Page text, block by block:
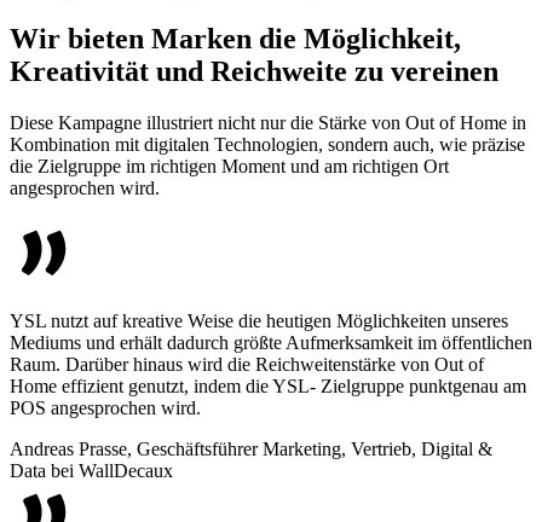
Wir bieten Marken die Möglichkeit,
Kreativität und Reichweite zu vereinen
Diese Kampagne illustriert nicht nur die Stärke von Out of Home in
Kombination mit digitalen Technologien, sondern auch, wie präzise
die Zielgruppe im richtigen Moment und am richtigen Ort
angesprochen wird.
YSL nutzt auf kreative Weise die heutigen Möglichkeiten unseres
Mediums und erhält dadurch größte Aufmerksamkeit im öffentlichen
Raum. Darüber hinaus wird die Reichweitenstärke von Out of
Home effizient genutzt, indem die YSL- Zielgruppe punktgenau am
POS angesprochen wird.
Andreas Prasse, Geschäftsführer Marketing, Vertrieb, Digital &
Data bei WallDecaux